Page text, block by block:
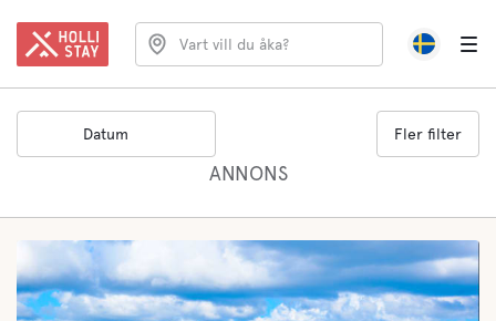
Vart vill du åka?
Datum Fler filter
ANNONS